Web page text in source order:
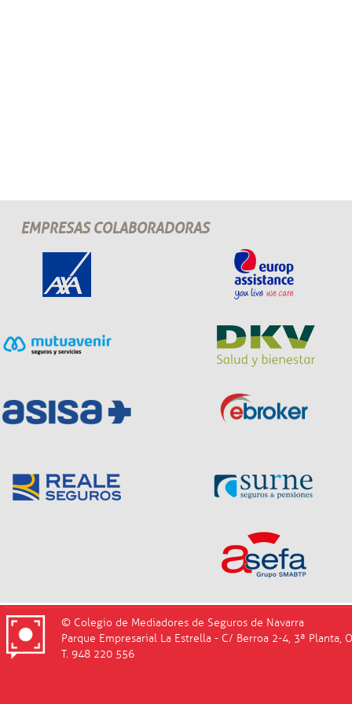
EMPRESAS COLABORADORAS
© Colegio de Mediadores de Seguros de Navarra
Parque Empresarial La Estrella - C/ Berroa 2-4, 3ª Planta,
T. 948 220 556